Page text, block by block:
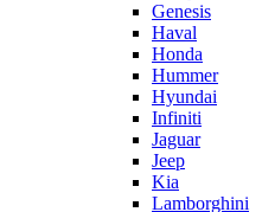
Genesis
Haval
Honda
Hummer
Hyundai
Infiniti
Jaguar
Jeep
Kia
Lamborghini